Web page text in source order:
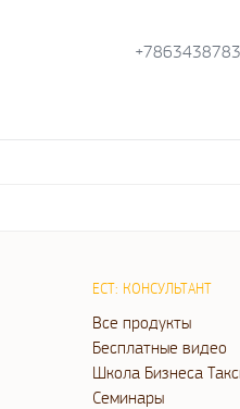
ЕСТ: КОНСУЛЬТАНТ
Все продукты
Бесплатные видео
Школа Бизнеса
Семинары